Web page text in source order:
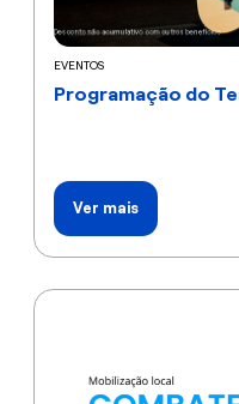
EVENTOS
Programação do
Ver mais